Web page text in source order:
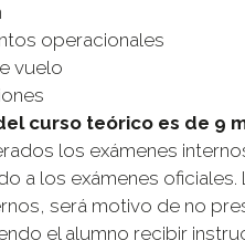
operacionales
vuelo
curso teórico es de 9
los exámenes
a los exámenes
será motivo de no
el alumno recibir